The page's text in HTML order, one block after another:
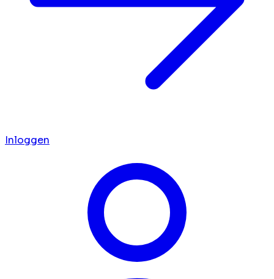
Inloggen